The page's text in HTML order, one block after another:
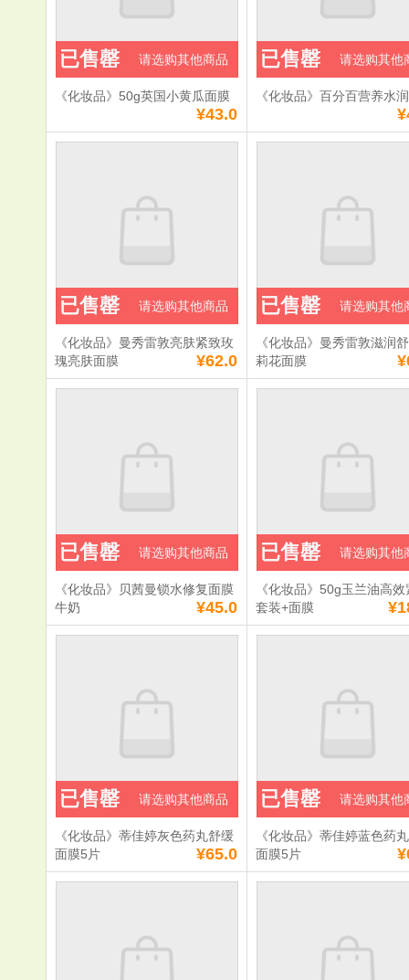
《化妆品》50g英国小黄瓜面膜
¥43.0
已售罄 请选购其他商品
《化妆品》百分百营养水
已售罄 请选购其他
《化妆品》曼秀雷敦亮肤紧致玫
瑰亮肤面膜
¥62.0
已售罄 请选购其他商品
《化妆品》曼秀雷敦滋润
莉花面膜
已售罄 请选购其他
《化妆品》贝茜曼锁水修复面膜
牛奶
¥45.0
已售罄 请选购其他商品
《化妆品》50g玉兰油高
套装+面膜
已售罄 请选购其他
《化妆品》蒂佳婷灰色药丸舒缓
面膜5片
¥65.0
已售罄 请选购其他商品
《化妆品》蒂佳婷蓝色药
面膜5片
已售罄 请选购其他